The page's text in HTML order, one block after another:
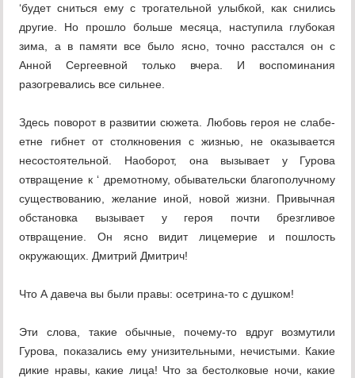
‘будет сниться ему с трогательной улыбкой, как снились
другие. Но прошло больше месяца, наступила глубокая
зима, а в памяти все было ясно, точно расстался он с
Анной Сергеевной только вчера. И воспоминания
разогревались все сильнее.
Здесь поворот в развитии сюжета. Любовь героя не слабе-
етне гибнет от столкновения с жизнью, не оказывается
несостоятельной. Наоборот, она вызывает у Гурова
отвращение к ‘ дремотному, обывательски благополучному
существованию, желание иной, новой жизни. Привычная
обстановка вызывает у героя почти брезгливое
отвращение. Он ясно видит лицемерие и пошлость
окружающих. Дмитрий Дмитрич!
Что А давеча вы были правы: осетрина-то с душком!
Эти слова, такие обычные, почему-то вдруг возмутили
Гурова, показались ему унизительными, нечистыми. Какие
дикие нравы, какие лица! Что за бестолковые ночи, какие